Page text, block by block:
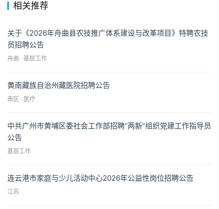
相关推荐
关于《2026年舟曲县农技推广体系建设与改革项目》特聘农技
员招聘公告
舟曲 · 基层工作
黄南藏族自治州藏医院招聘公告
南区 · 医疗
中共广州市黄埔区委社会工作部招聘“两新”组织党建工作指导员
公告
基层工作
连云港市家庭与少儿活动中心2026年公益性岗位招聘公告
江苏